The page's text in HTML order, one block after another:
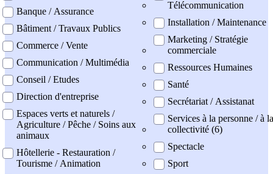
Banque / Assurance
Bâtiment / Travaux Publics
Commerce / Vente
Communication / Multimédia
Conseil / Etudes
Direction d'entreprise
Espaces verts et naturels /
Agriculture / Pêche / Soins aux
animaux
Hôtellerie - Restauration /
Tourisme / Animation
Télécommunication
Installation / Maintenance
Marketing / Stratégie
commerciale
Ressources Humaines
Santé
Secrétariat / Assistanat
Services à la personne / à la
collectivité (6)
Spectacle
Sport